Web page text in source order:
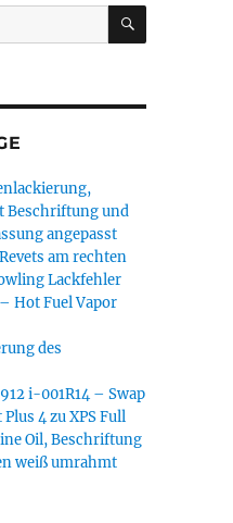
SUCHEN
Beschriftung und
angepasst
am rechten
Lackfehler
Hot Fuel Vapor
des
i-001R14 – Swap
4 zu XPS Full
Oil, Beschriftung
weiß umrahmt